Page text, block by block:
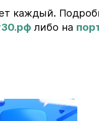
каждый.
либо на